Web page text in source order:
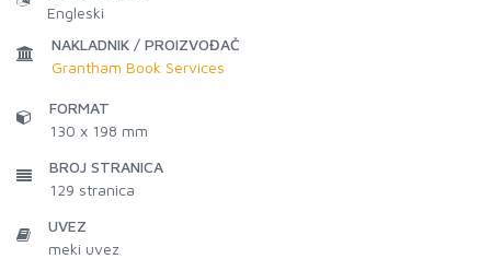
Engleski
NAKLADNIK / PROIZVOĐAČ
Grantham Book Services
FORMAT
130 x 198 mm
BROJ STRANICA
129 stranica
UVEZ
meki uvez